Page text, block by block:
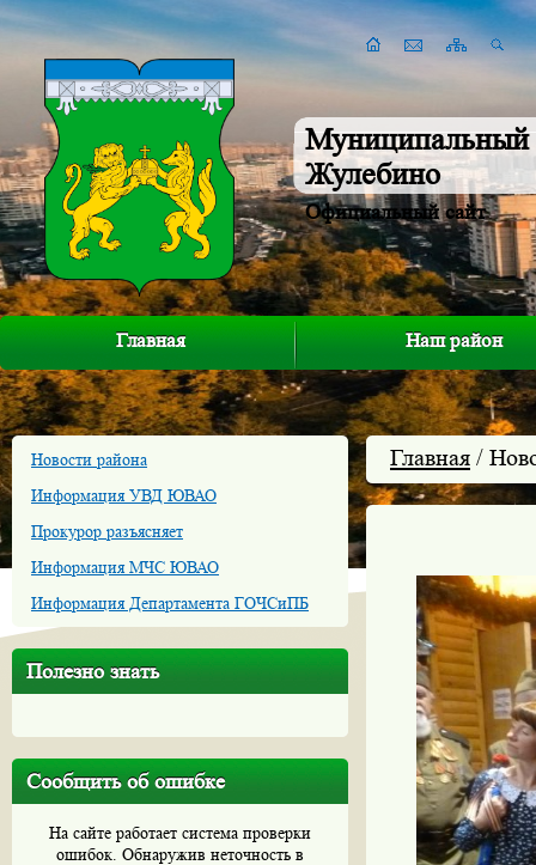
Муниципальный
Жулебино
Официальный сайт
Главная Наш район
Новости района
Информация УВД ЮВАО
Прокурор разъясняет
Информация МЧС ЮВАО
Информация Департамента ГОЧСиПБ
Полезно знать
Сообщить об ошибке
На сайте работает система проверки
ошибок. Обнаружив неточность в
Главная /